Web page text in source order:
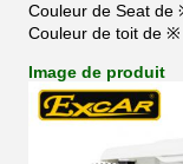
Couleur de Seat de
Couleur de toit de
Image de produit